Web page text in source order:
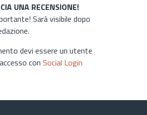
UNA RECENSIONE!
Sarà visibile dopo
devi essere un utente
con Social Login